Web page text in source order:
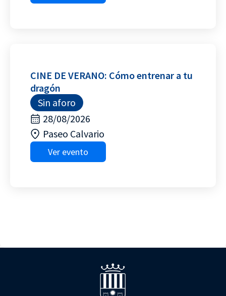
CINE DE VERANO: Cómo entrenar a tu
dragón
Sin aforo
28/08/2026
Paseo Calvario
Ver evento